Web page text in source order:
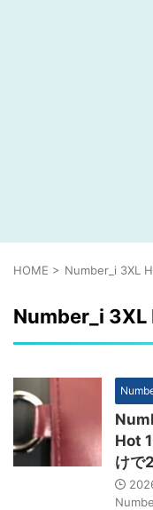
HOME > Number_i 3XL
Number_i 3XL
Hot
けで